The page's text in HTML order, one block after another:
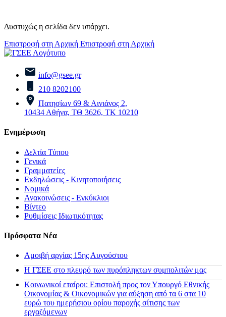
Δυστυχώς η σελίδα δεν υπάρχει.
Επιστροφή στη Αρχική Επιστροφή στη Αρχική
info@gsee.gr
210 8202100
Πατησίων 69 & Αινιάνος 2,
10434 Αθήνα, ΤΘ 3626, ΤΚ 10210
Ενημέρωση
Δελτία Τύπου
Γενικά
Γραμματείες
Εκδηλώσεις - Κινητοποιήσεις
Νομικά
Ανακοινώσεις - Εγκύκλιοι
Βίντεο
Ρυθμίσεις Ιδιωτικότητας
Πρόσφατα Νέα
Αμοιβή αργίας 15ης Αυγούστου
H ΓΣΕΕ στο πλευρό των πυρόπληκτων συμπολιτών μας
Κοινωνικοί εταίροι: Επιστολή προς τον Υπουργό Εθνικής
Οικονομίας & Οικονομικών για αύξηση από τα 6 στα 10
ευρώ του ημερήσιου ορίου παροχής σίτισης των
εργαζόμενων